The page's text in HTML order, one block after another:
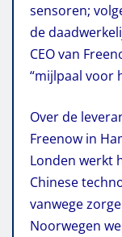
sensoren;
de
CEO van
“mijlpaal voor
Over de
Freenow in
Londen werkt
Chinese
vanwege
Noorwegen